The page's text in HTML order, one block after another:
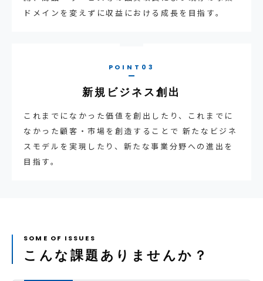
ドメインを変えずに収益における成長を目指す。
新規ビジネス創出
これまでになかった価値を創出したり、これまでに
なかった顧客・市場を創造することで 新たなビジネ
スモデルを実現したり、新たな事業分野への進出を
目指す。
こんな課題ありませんか？